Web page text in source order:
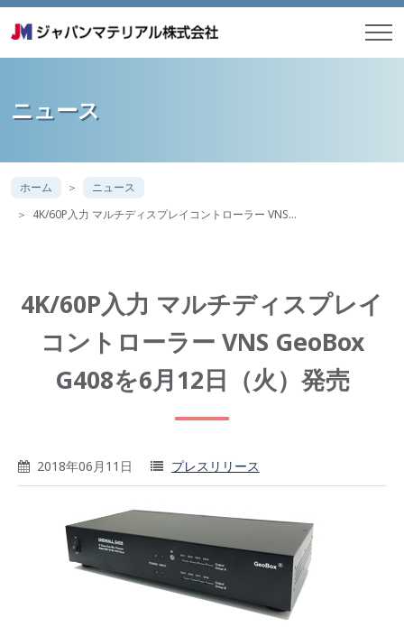
ニュース
ホーム
ニュース
4K/60P入力 マルチディスプレイコントローラー VNS…
4K/60P入力 マルチディスプレイ
コントローラー VNS GeoBox
G408を6月12日（火）発売
2018年06月11日 プレスリリース